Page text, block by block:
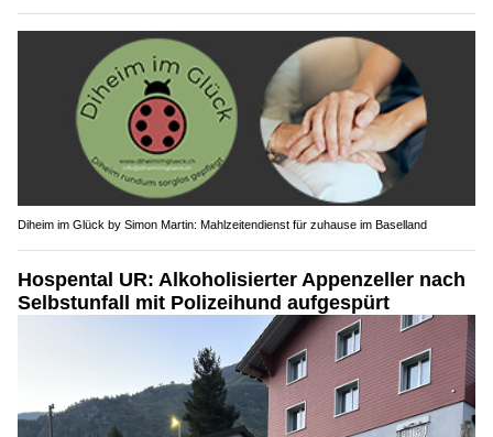
Diheim im Glück by Simon Martin: Mahlzeitendienst für zuhause im Baselland
Hospental UR: Alkoholisierter Appenzeller nach
Selbstunfall mit Polizeihund aufgespürt